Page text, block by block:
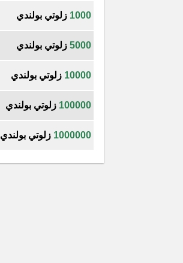
1000 زلوتي بولندي
5000 زلوتي بولندي
10000 زلوتي بولندي
100000 زلوتي بولندي
1000000 زلوتي بولندي